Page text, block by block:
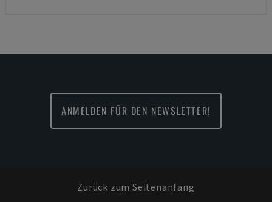
ANMELDEN FÜR DEN NEWSLETTER!
Zurück zum Seitenanfang